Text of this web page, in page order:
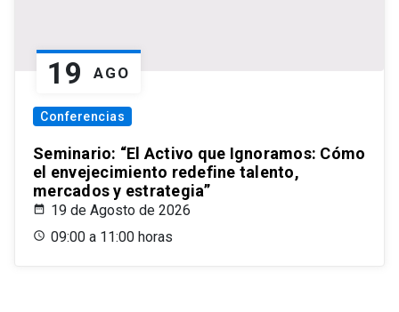
19 AGO
Conferencias
Seminario: “El Activo que Ignoramos: Cómo
el envejecimiento redefine talento,
mercados y estrategia”
19 de Agosto de 2026
09:00 a 11:00 horas